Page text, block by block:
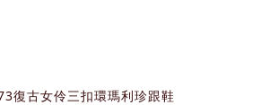
復古女伶三扣環瑪利珍跟鞋